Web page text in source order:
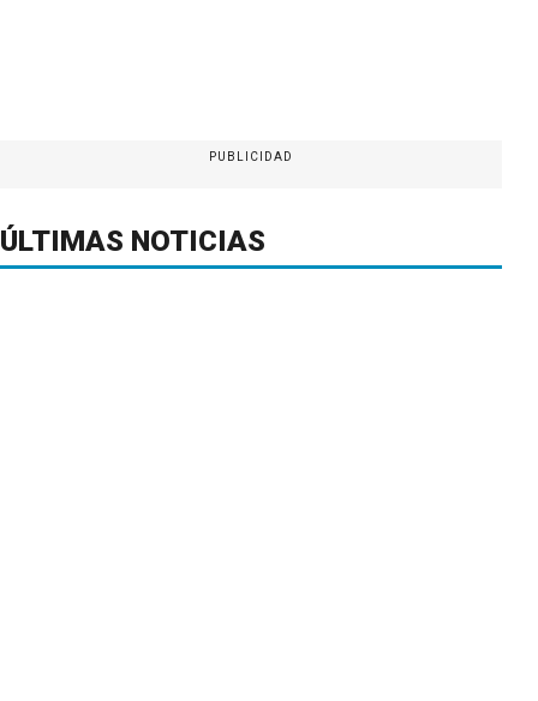
PUBLICIDAD
ÚLTIMAS NOTICIAS